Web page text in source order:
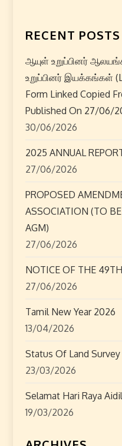
n
a
v
i
g
a
t
i
o
n
RECENT POSTS
ஆயுள் உறுப்பினர்
உறுப்பினர் இயக்கங்கள்
Form Linked Copied
Published On 27/06/
30/06/2026
2025 ANNUAL
27/06/2026
PROPOSED
ASSOCIATION (TO
AGM)
27/06/2026
NOTICE OF THE
27/06/2026
Tamil New Year 2026
13/04/2026
Status Of Land Survey
23/03/2026
Selamat Hari Raya
19/03/2026